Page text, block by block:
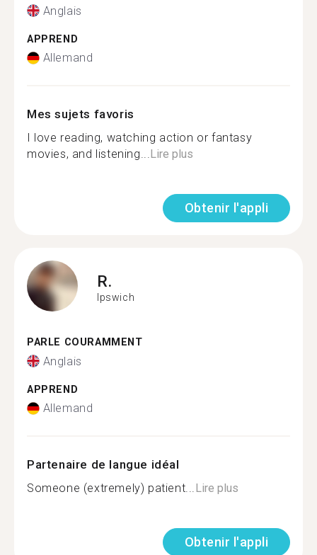
Anglais
APPREND
Allemand
Mes sujets favoris
I love reading, watching action or fantasy
movies, and listening...Lire plus
Obtenir l'appli
R.
Ipswich
PARLE COURAMMENT
Anglais
APPREND
Allemand
Partenaire de langue idéal
Someone (extremely) patient...Lire plus
Obtenir l'appli